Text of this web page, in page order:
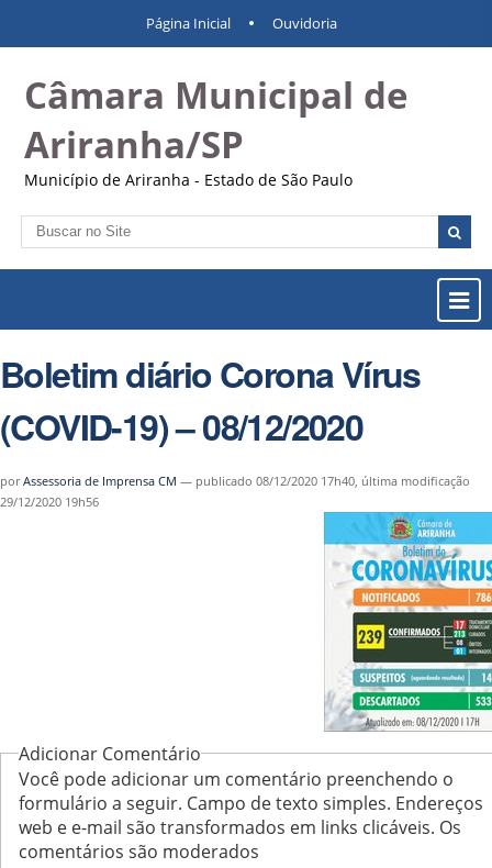
Página Inicial Ouvidoria
Câmara Municipal de
Ariranha/SP
Município de Ariranha - Estado de São Paulo
Busca
ou
Boletim diário Corona Vírus
(COVID-19) – 08/12/2020
porAssessoria de Imprensa CM — publicado 08/12/2020 17h40, última modificação
29/12/2020 19h56
Adicionar Comentário
Você pode adicionar um comentário preenchendo o
formulário a seguir. Campo de texto simples. Endereços
web e e-mail são transformados em links clicáveis. Os
comentários são moderados